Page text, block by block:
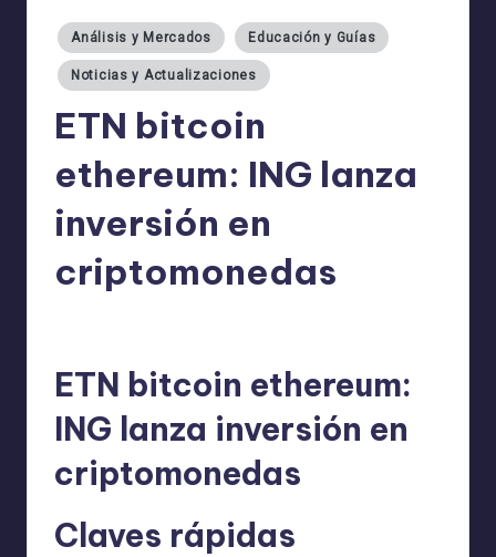
Publicado
en
Análisis y Mercados Educación y Guías
Noticias y Actualizaciones
ETN bitcoin
ethereum: ING lanza
inversión en
criptomonedas
ETN bitcoin ethereum:
ING lanza inversión en
criptomonedas
Claves rápidas